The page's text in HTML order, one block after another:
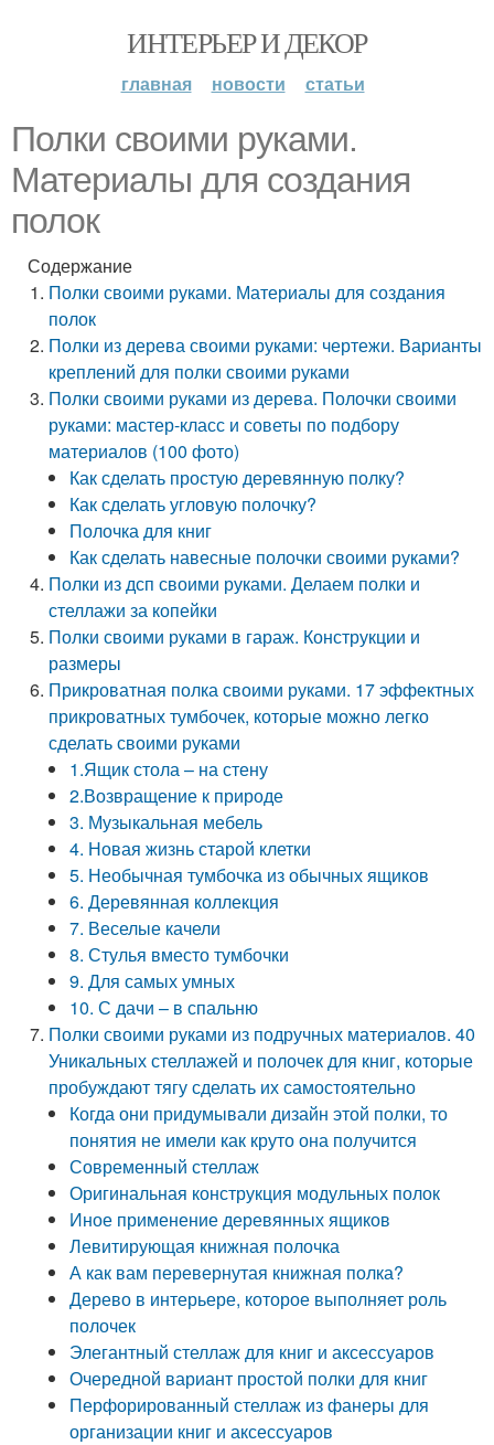
ИНТЕРЬЕР И ДЕКОР
главная новости статьи
Полки своими руками.
Материалы для создания
полок
Содержание
Полки своими руками. Материалы для создания
полок
Полки из дерева своими руками: чертежи. Варианты
креплений для полки своими руками
Полки своими руками из дерева. Полочки своими
руками: мастер-класс и советы по подбору
материалов (100 фото)
Как сделать простую деревянную полку?
Как сделать угловую полочку?
Полочка для книг
Как сделать навесные полочки своими руками?
Полки из дсп своими руками. Делаем полки и
стеллажи за копейки
Полки своими руками в гараж. Конструкции и
размеры
Прикроватная полка своими руками. 17 эффектных
прикроватных тумбочек, которые можно легко
сделать своими руками
1.Ящик стола – на стену
2.Возвращение к природе
3. Музыкальная мебель
4. Новая жизнь старой клетки
5. Необычная тумбочка из обычных ящиков
6. Деревянная коллекция
7. Веселые качели
8. Стулья вместо тумбочки
9. Для самых умных
10. С дачи – в спальню
Полки своими руками из подручных материалов. 40
Уникальных стеллажей и полочек для книг, которые
пробуждают тягу сделать их самостоятельно
Когда они придумывали дизайн этой полки, то
понятия не имели как круто она получится
Современный стеллаж
Оригинальная конструкция модульных полок
Иное применение деревянных ящиков
Левитирующая книжная полочка
А как вам перевернутая книжная полка?
Дерево в интерьере, которое выполняет роль
полочек
Элегантный стеллаж для книг и аксессуаров
Очередной вариант простой полки для книг
Перфорированный стеллаж из фанеры для
организации книг и аксессуаров